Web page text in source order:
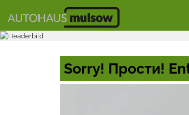
Sorry! Прости!